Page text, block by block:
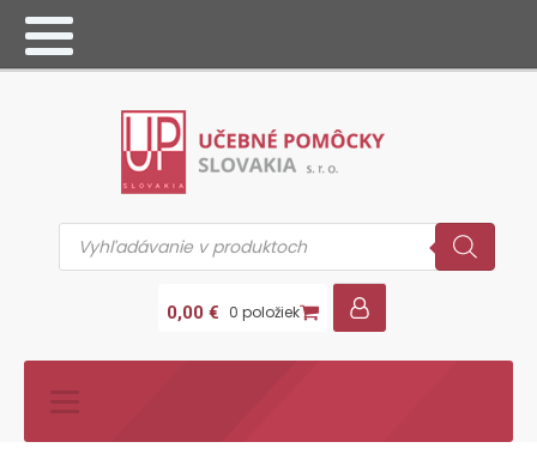
Products
search
0,00 € 0 položiek